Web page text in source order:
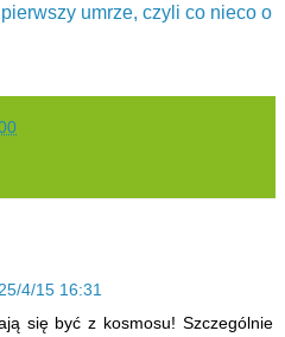
pierwszy umrze, czyli co nieco o
25/4/15 16:31
się być z kosmosu! Szczególnie